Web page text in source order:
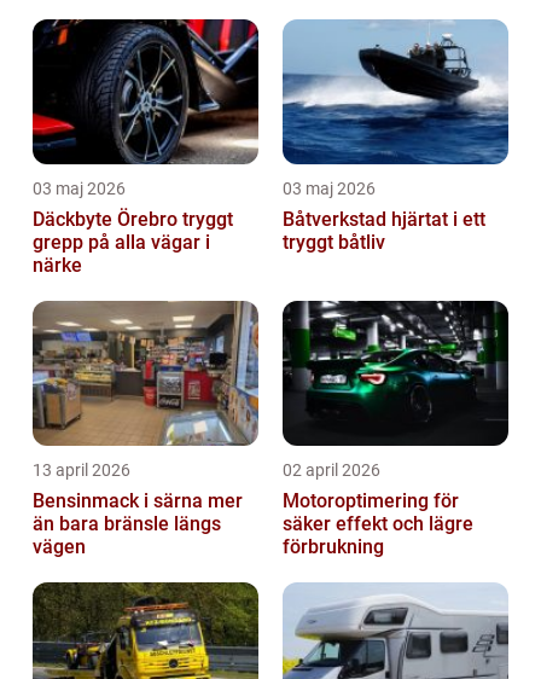
03 maj 2026
Däckbyte Örebro tryggt
grepp på alla vägar i
närke
03 maj 2026
Båtverkstad hjärtat i ett
tryggt båtliv
13 april 2026
Bensinmack i särna mer
än bara bränsle längs
vägen
02 april 2026
Motoroptimering för
säker effekt och lägre
förbrukning